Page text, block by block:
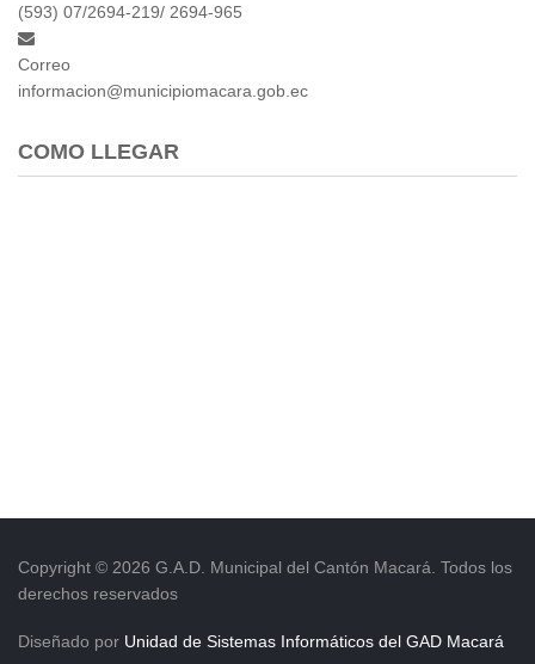
(593) 07/2694-219/ 2694-965
Correo
informacion@municipiomacara.gob.ec
COMO LLEGAR
Copyright © 2026 G.A.D. Municipal del Cantón Macará. Todos los
derechos reservados
Diseñado por Unidad de Sistemas Informáticos del GAD Macará